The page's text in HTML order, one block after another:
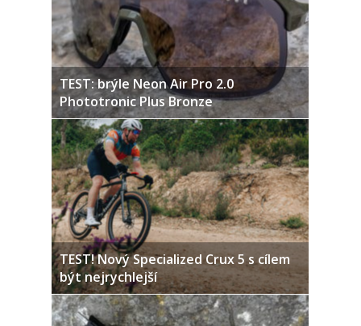
TEST: brýle Neon Air Pro 2.0
Phototronic Plus Bronze
TEST! Nový Specialized Crux 5 s cílem
být nejrychlejší